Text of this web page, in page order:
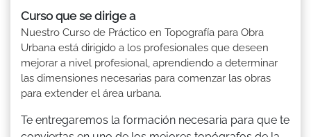
Curso que se dirige a
Nuestro Curso de Práctico en Topografía para Obra
Urbana está dirigido a los profesionales que deseen
mejorar a nivel profesional, aprendiendo a determinar
las dimensiones necesarias para comenzar las obras
para extender el área urbana.
Te entregaremos la formación necesaria para que te